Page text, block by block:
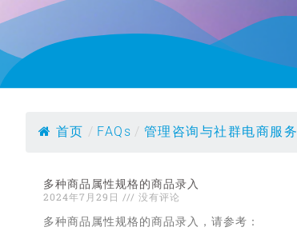
首页 / FAQs / 管理咨询与社群电商服务
多种商品属性规格的商品录入
2024年7月29日
没有评论
多种商品属性规格的商品录入，请参考：